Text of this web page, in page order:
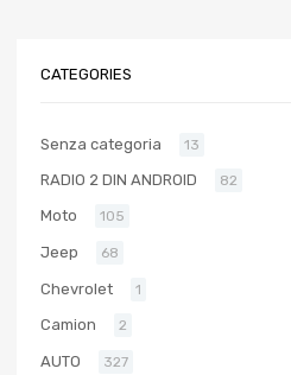
CATEGORIES
Senza categoria 13
RADIO 2 DIN ANDROID 82
Moto 105
Jeep 68
Chevrolet 1
Camion 2
AUTO 327